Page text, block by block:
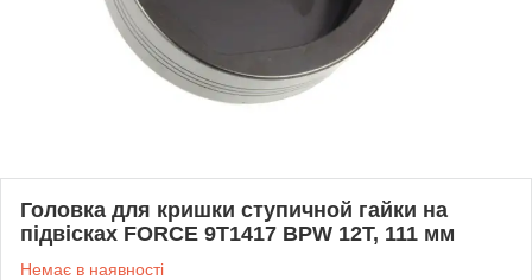
Головка для кришки ступичной гайки на
підвісках FORCE 9T1417 BPW 12T, 111 мм
Немає в наявності